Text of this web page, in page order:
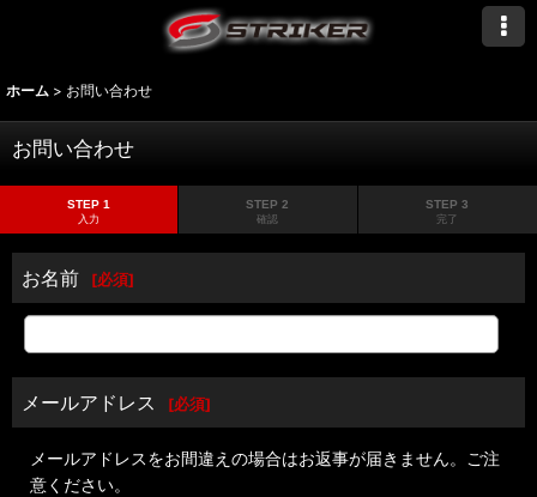
ホーム > お問い合わせ
お問い合わせ
STEP 1
入力
STEP 2
確認
STEP 3
完了
お名前 [必須]
メールアドレス [必須]
メールアドレスをお間違えの場合はお返事が届きません。ご注
意ください。